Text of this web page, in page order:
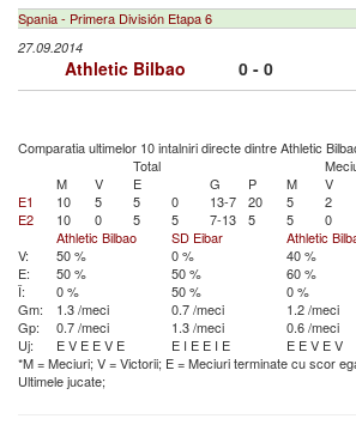
Spania - Primera División Etapa 6
27.09.2014
Athletic Bilbao 0 - 0
Comparatia ultimelor 10 intalniri directe dintre Athletic
Total
M
V E G P M V
E1
10 5 5 0 13-7 20 5 2
E2
10 0 5 5 7-13 5 5 0
Athletic Bilbao
SD Eibar Athletic
V:
50 % 0 % 40 %
E:
50 % 50 % 60 %
Î:
0 % 50 % 0 %
Gm:
1.3 /meci 0.7 /meci 1.2 /meci
Gp:
0.7 /meci 1.3 /meci 0.6 /meci
Uj:
EV E EV E E I E E I E E EV EV
*M = Meciuri; V = Victorii; E = Meciuri terminate cu scor
Ultimele jucate;